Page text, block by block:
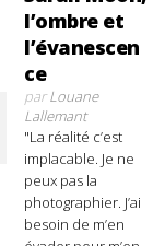
l’ombre et
l’évanescen
ce
parLouane
Lallemant
"La réalité c’est
implacable. Je ne
peux pas la
photographier. J’ai
besoin de m’en